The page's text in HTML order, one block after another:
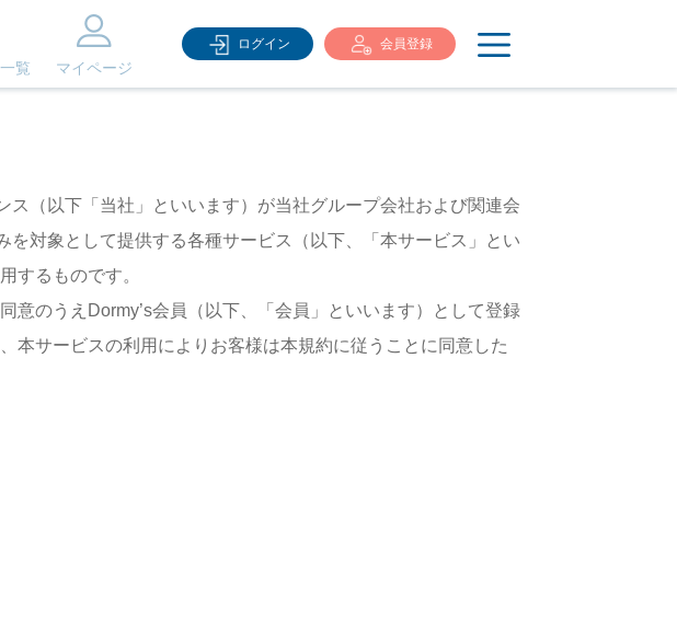
覧 マイページ
ログイン 会員登録
（以下「当社」といいます）が当社グループ会社および関連会
対象として提供する各種サービス（以下、「本サービス」とい
するものです。
意のうえDormy’s会員（以下、「会員」といいます）として登録
本サービスの利用によりお客様は本規約に従うことに同意した